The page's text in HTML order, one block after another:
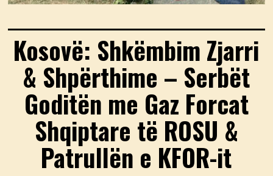
Kosovë: Shkëmbim Zjarri
& Shpërthime – Serbët
Goditën me Gaz Forcat
Shqiptare të ROSU &
Patrullën e KFOR-it